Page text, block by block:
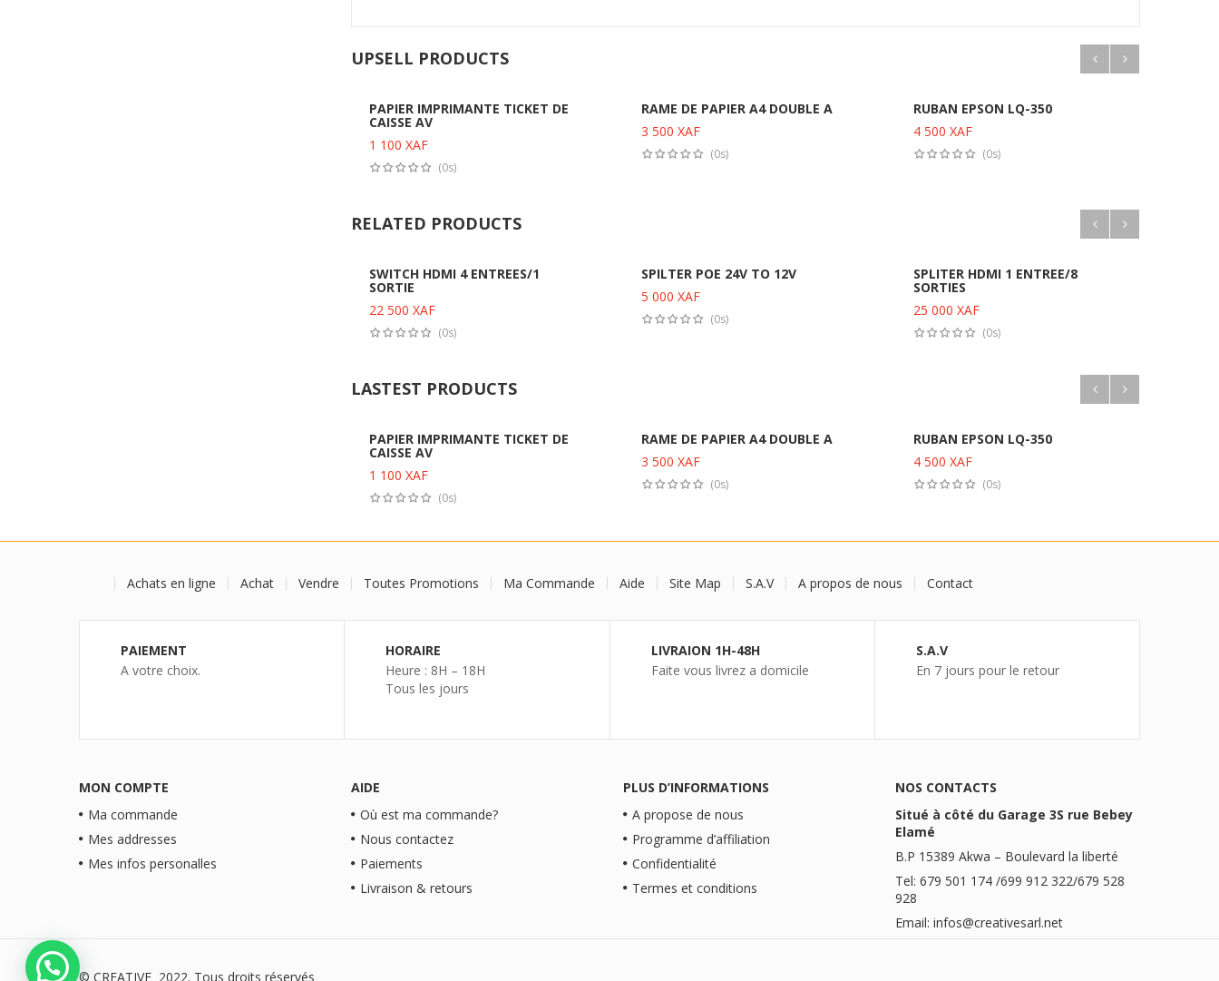
UPSELL PRODUCTS
PAPIER IMPRIMANTE TICKET DE
CAISSE AV
1 100 XAF
(0s)
RAME DE PAPIER A4 DOUBLE A
3 500 XAF
(0s)
RUBAN EPSON LQ-350
4 500 XAF
(0s)
RELATED PRODUCTS
SWITCH HDMI 4 ENTREES/1
SORTIE
22 500 XAF
(0s)
SPILTER POE 24V TO 12V
5 000 XAF
(0s)
SPLITER HDMI 1 ENTREE/8
SORTIES
25 000 XAF
(0s)
LASTEST PRODUCTS
PAPIER IMPRIMANTE TICKET DE
CAISSE AV
1 100 XAF
(0s)
RAME DE PAPIER A4 DOUBLE A
3 500 XAF
(0s)
RUBAN EPSON LQ-350
4 500 XAF
(0s)
Achats en ligne Achat Vendre Toutes Promotions Ma Commande Aide Site Map S.A.V A propos de nous Contact
PAIEMENT
A votre choix.
HORAIRE
Heure : 8H – 18H
Tous les jours
LIVRAION 1H-48H
Faite vous livrez a domicile
S.A.V
En 7 jours pour le retour
MON COMPTE
Ma commande
Mes addresses
Mes infos personalles
AIDE
Où est ma commande?
Nous contactez
Paiements
Livraison & retours
PLUS D’INFORMATIONS
A propose de nous
Programme d’affiliation
Confidentialité
Termes et conditions
NOS CONTACTS
Situé à côté du Garage 3S rue Bebey
Elamé
B.P 15389 Akwa – Boulevard la liberté
Tel: 679 501 174 /699 912 322/679 528
928
Email: infos@creativesarl.net
© CREATIVE 2022. Tous droits réservés